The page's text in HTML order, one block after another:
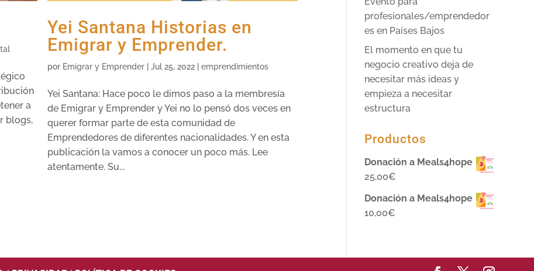
a
blogs,
Yei Santana Historias en
Emigrar y Emprender.
por Emigrar y Emprender |Jul 25, 2022 |emprendimientos
Yei Santana: Hace poco le dimos paso a la membresía
de Emigrar y Emprender y Yei no lo pensó dos veces en
querer formar parte de esta comunidad de
Emprendedores de diferentes nacionalidades. Y en esta
publicación la vamos a conocer un poco más. Lee
atentamente. Su...
profesionales/emprendedor
es en Países Bajos
El momento en que tu
negocio creativo deja de
necesitar más ideas y
empieza a necesitar
estructura
Productos
Donación a Meals4hope
25,00€
Donación a Meals4hope
10,00€